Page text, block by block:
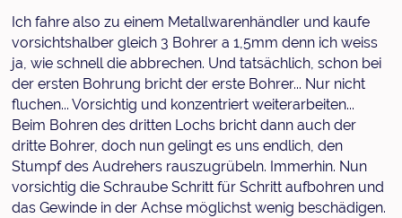
Ich fahre also zu einem Metallwarenhändler und kaufe
vorsichtshalber gleich 3 Bohrer a 1,5mm denn ich weiss
ja, wie schnell die abbrechen. Und tatsächlich, schon bei
der ersten Bohrung bricht der erste Bohrer... Nur nicht
fluchen... Vorsichtig und konzentriert weiterarbeiten...
Beim Bohren des dritten Lochs bricht dann auch der
dritte Bohrer, doch nun gelingt es uns endlich, den
Stumpf des Audrehers rauszugrübeln. Immerhin. Nun
vorsichtig die Schraube Schritt für Schritt aufbohren und
das Gewinde in der Achse möglichst wenig beschädigen.